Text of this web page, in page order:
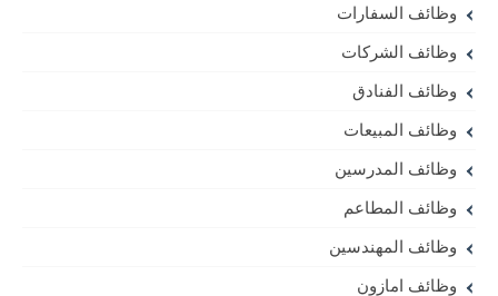
وظائف السفارات
وظائف الشركات
وظائف الفنادق
وظائف المبيعات
وظائف المدرسين
وظائف المطاعم
وظائف المهندسين
وظائف امازون